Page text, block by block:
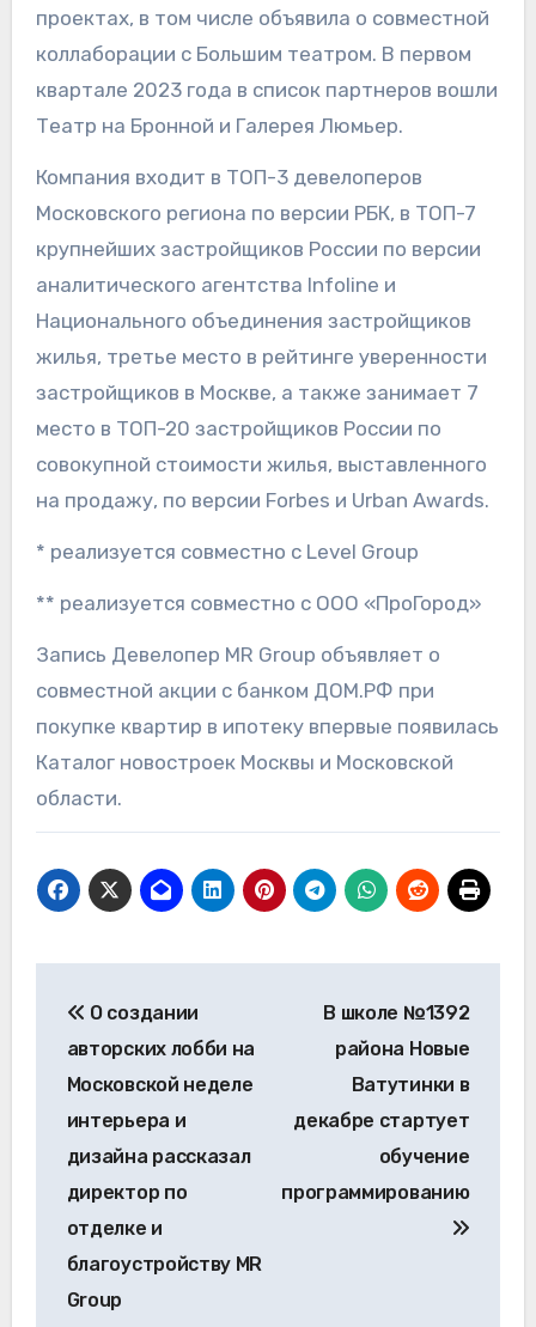
проектах, в том числе объявила о совместной
коллаборации с Большим театром. В первом
квартале 2023 года в список партнеров вошли
Театр на Бронной и Галерея Люмьер.
Компания входит в ТОП-3 девелоперов
Московского региона по версии РБК, в ТОП-7
крупнейших застройщиков России по версии
аналитического агентства Infoline и
Национального объединения застройщиков
жилья, третье место в рейтинге уверенности
застройщиков в Москве, а также занимает 7
место в ТОП-20 застройщиков России по
совокупной стоимости жилья, выставленного
на продажу, по версии Forbes и Urban Awards.
* реализуется совместно с Level Group
** реализуется совместно с ООО «ПроГород»
Запись Девелопер MR Group объявляет о
совместной акции с банком ДОМ.РФ при
покупке квартир в ипотеку впервые появилась
Каталог новостроек Москвы и Московской
области.
по
записям
О создании
авторских лобби на
Московской неделе
интерьера и
дизайна рассказал
директор по
отделке и
благоустройству MR
Group
В школе №1392
района Новые
Ватутинки в
декабре стартует
обучение
программированию